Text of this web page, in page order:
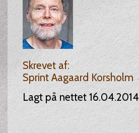
Skrevet af:
Sprint Aagaard Korsholm
Lagt på nettet 16.04.2014